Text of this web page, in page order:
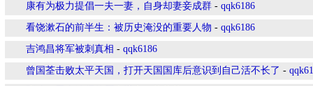
康有为极力提倡一夫一妻，自身却妻妾成群 - qqk6186
看饶漱石的前半生：被历史淹没的重要人物 - qqk6186
吉鸿昌将军被刺真相 - qqk6186
曾国荃击败太平天国，打开天国国库后意识到自己活不长了 -